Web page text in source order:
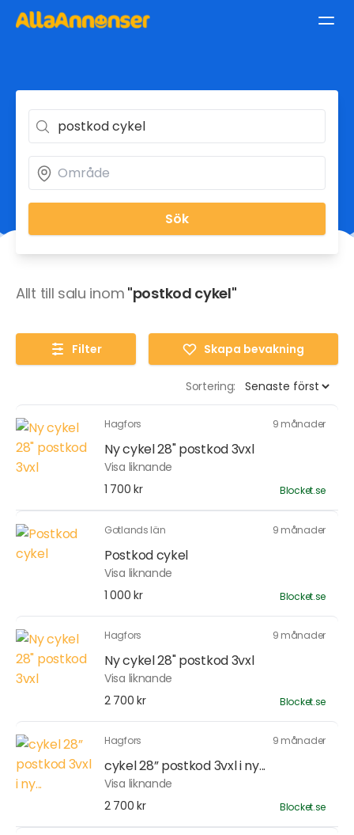
Sök
Allt till salu inom "postkod cykel"
Filter Skapa bevakning
Sortering:
Hagfors 9 månader
Ny cykel 28" postkod 3vxl
Visa liknande
1 700 kr
Blocket.se
Gotlands län 9 månader
Postkod cykel
Visa liknande
1 000 kr
Blocket.se
Hagfors 9 månader
Ny cykel 28" postkod 3vxl
Visa liknande
2 700 kr
Blocket.se
Hagfors 9 månader
cykel 28” postkod 3vxl i ny...
Visa liknande
2 700 kr
Blocket.se